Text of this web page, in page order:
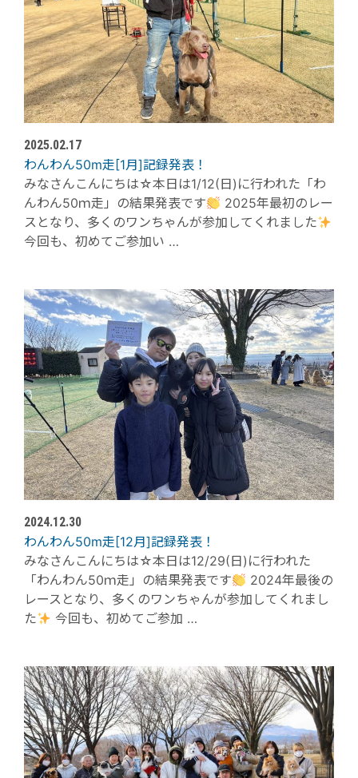
2025.02.17
わんわん50m走[1月]記録発表！
みなさんこんにちは☆本日は1/12(日)に行われた「わ
んわん50ｍ走」の結果発表です
2025年最初のレー
スとなり、多くのワンちゃんが参加してくれました
今回も、初めてご参加い …
2024.12.30
わんわん50m走[12月]記録発表！
みなさんこんにちは☆本日は12/29(日)に行われた
「わんわん50ｍ走」の結果発表です
2024年最後の
レースとなり、多くのワンちゃんが参加してくれまし
た
今回も、初めてご参加 …